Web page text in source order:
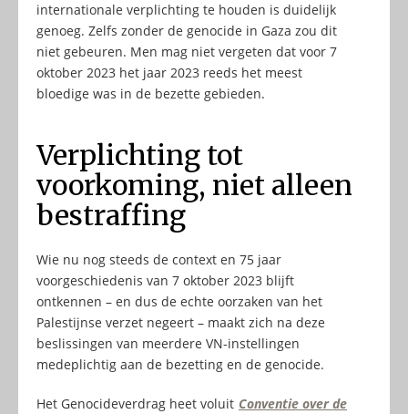
internationale verplichting te houden is duidelijk
genoeg. Zelfs zonder de genocide in Gaza zou dit
niet gebeuren. Men mag niet vergeten dat voor 7
oktober 2023 het jaar 2023 reeds het meest
bloedige was in de bezette gebieden.
Verplichting tot
voorkoming, niet alleen
bestraffing
Wie nu nog steeds de context en 75 jaar
voorgeschiedenis van 7 oktober 2023 blijft
ontkennen – en dus de echte oorzaken van het
Palestijnse verzet negeert – maakt zich na deze
beslissingen van meerdere VN-instellingen
medeplichtig aan de bezetting en de genocide.
Het Genocideverdrag heet voluit Conventie over de